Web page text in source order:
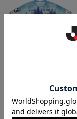
クユニフォーム FP 1st
19,800円～26,620円
トピックス